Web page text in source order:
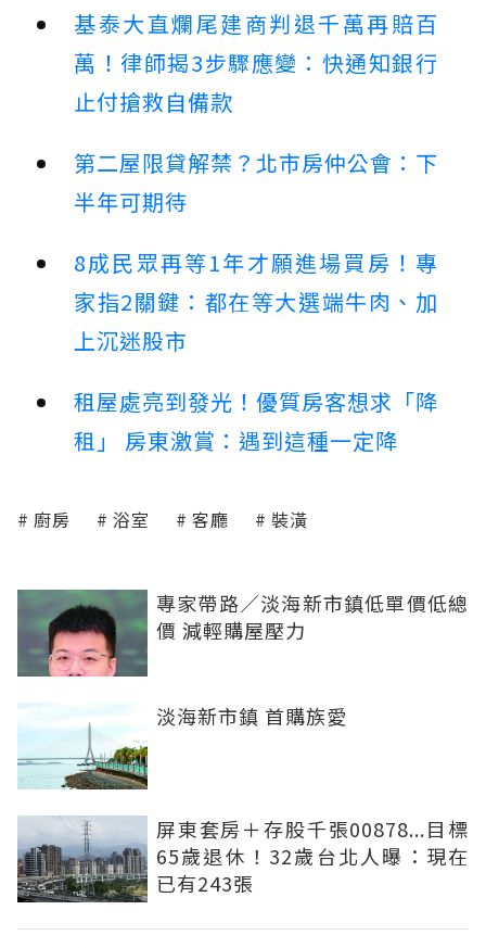
基泰大直爛尾建商判退千萬再賠百
萬！律師揭3步驟應變：快通知銀行
止付搶救自備款
第二屋限貸解禁？北市房仲公會：下
半年可期待
8成民眾再等1年才願進場買房！專
家指2關鍵：都在等大選端牛肉、加
上沉迷股市
租屋處亮到發光！優質房客想求「降
租」 房東激賞：遇到這種一定降
廚房 浴室 客廳 裝潢
專家帶路／淡海新市鎮低單價低總
價 減輕購屋壓力
淡海新市鎮 首購族愛
屏東套房＋存股千張00878...目標
65歲退休！32歲台北人曝：現在
已有243張